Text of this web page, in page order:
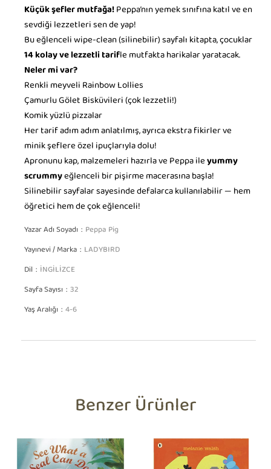
Küçük şefler mutfağa!Peppa’nın yemek sınıfına katıl ve en
sevdiği lezzetleri sen de yap!
Bu eğlenceli wipe-clean (silinebilir) sayfalı kitapta, çocuklar
14 kolay ve lezzetli tarifle mutfakta harikalar yaratacak.
Neler mi var?
Renkli meyveli Rainbow Lollies
Çamurlu Gölet Bisküvileri (çok lezzetli!)
Komik yüzlü pizzalar
Her tarif adım adım anlatılmış, ayrıca ekstra fikirler ve
minik şeflere özel ipuçlarıyla dolu!
Apronunu kap, malzemeleri hazırla ve Peppa ileyummy
scrummyeğlenceli bir pişirme macerasına başla!
Silinebilir sayfalar sayesinde defalarca kullanılabilir — hem
öğretici hem de çok eğlenceli!
Yazar Adı Soyadı Peppa Pig
Yayınevi / Marka LADYBIRD
Dil İNGİLİZCE
Sayfa Sayısı 32
Yaş Aralığı 4-6
Benzer Ürünler